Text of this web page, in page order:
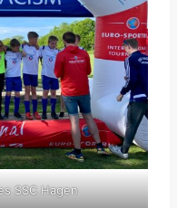
SSC Hagen